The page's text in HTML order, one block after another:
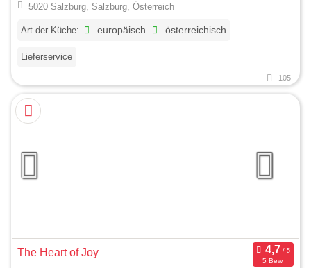
5020 Salzburg, Salzburg, Österreich
Art der Küche: europäisch österreichisch
Lieferservice
105
The Heart of Joy
5 Bew.